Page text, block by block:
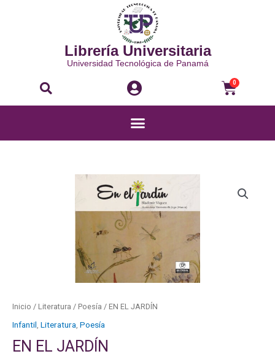
Librería Universitaria
Universidad Tecnológica de Panamá
Buscar 0
Menú
Inicio / Literatura / Poesía / EN EL JARDÍN
Infantil, Literatura, Poesía
EN EL JARDÍN